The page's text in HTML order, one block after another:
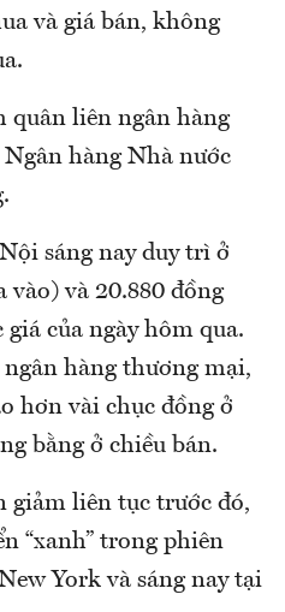
và giá bán, không
liên ngân hàng
hàng Nhà nước
sáng nay duy trì ở
vào) và 20.880 đồng
của ngày hôm qua.
hàng thương mại,
hơn vài chục đồng ở
bằng ở chiều bán.
giảm liên tục trước đó,
“xanh” trong phiên
York và sáng nay tại